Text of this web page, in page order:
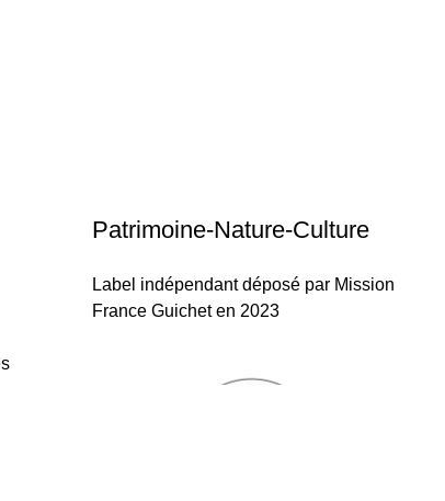
Patrimoine-Nature-Culture
Label indépendant déposé par Mission
France Guichet en 2023